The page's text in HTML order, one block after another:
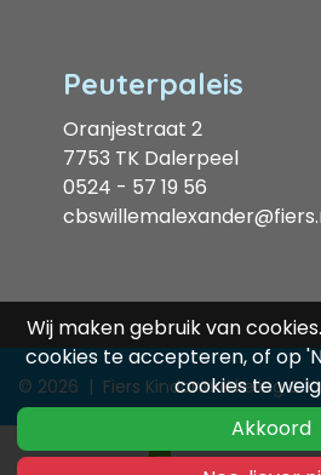
Wij maken gebruik van
cookies te accepteren, of op
cookies te
Akkoord
Peuterpaleis
Oranjestraat 2
7753 TK Dalerpeel
0524 - 57 19 56
© 2026 | Fiers Kindontwikkeling &